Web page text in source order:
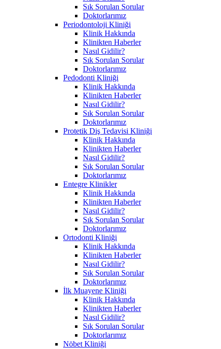
Sık Sorulan Sorular
Doktorlarımız
Periodontoloji Kliniği
Klinik Hakkında
Klinikten Haberler
Nasıl Gidilir?
Sık Sorulan Sorular
Doktorlarımız
Pedodonti Kliniği
Klinik Hakkında
Klinikten Haberler
Nasıl Gidilir?
Sık Sorulan Sorular
Doktorlarımız
Protetik Diş Tedavisi Kliniği
Klinik Hakkında
Klinikten Haberler
Nasıl Gidilir?
Sık Sorulan Sorular
Doktorlarımız
Entegre Klinikler
Klinik Hakkında
Klinikten Haberler
Nasıl Gidilir?
Sık Sorulan Sorular
Doktorlarımız
Ortodonti Kliniği
Klinik Hakkında
Klinikten Haberler
Nasıl Gidilir?
Sık Sorulan Sorular
Doktorlarımız
İlk Muayene Kliniği
Klinik Hakkında
Klinikten Haberler
Nasıl Gidilir?
Sık Sorulan Sorular
Doktorlarımız
Nöbet Kliniği